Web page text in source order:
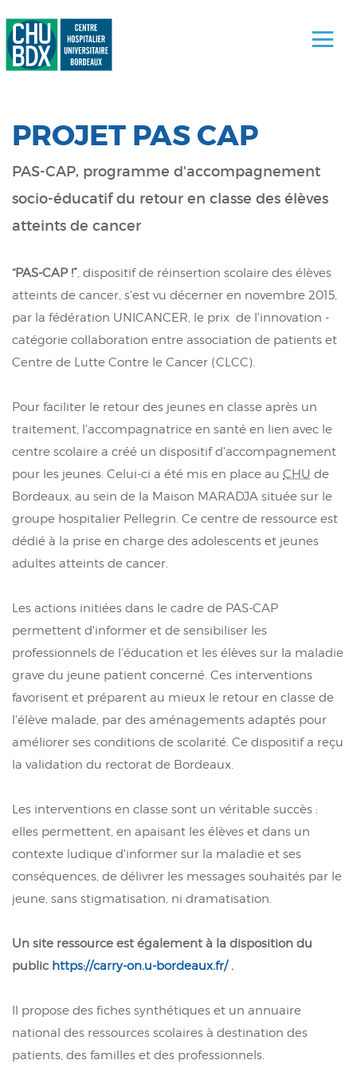
PROJET PAS CAP
PAS-CAP, programme d'accompagnement
socio-éducatif du retour en classe des élèves
atteints de cancer
“PAS-CAP !”, dispositif de réinsertion scolaire des élèves
atteints de cancer, s'est vu décerner en novembre 2015,
par la fédération UNICANCER, le prix de l'innovation -
catégorie collaboration entre association de patients et
Centre de Lutte Contre le Cancer (CLCC).
Pour faciliter le retour des jeunes en classe après un
traitement, l'accompagnatrice en santé en lien avec le
centre scolaire a créé un dispositif d'accompagnement
pour les jeunes. Celui-ci a été mis en place au CHU de
Bordeaux, au sein de la Maison MARADJA située sur le
groupe hospitalier Pellegrin. Ce centre de ressource est
dédié à la prise en charge des adolescents et jeunes
adultes atteints de cancer.
Les actions initiées dans le cadre de PAS-CAP
permettent d'informer et de sensibiliser les
professionnels de l'éducation et les élèves sur la maladie
grave du jeune patient concerné. Ces interventions
favorisent et préparent au mieux le retour en classe de
l'élève malade, par des aménagements adaptés pour
améliorer ses conditions de scolarité. Ce dispositif a reçu
la validation du rectorat de Bordeaux.
Les interventions en classe sont un véritable succès :
elles permettent, en apaisant les élèves et dans un
contexte ludique d'informer sur la maladie et ses
conséquences, de délivrer les messages souhaités par le
jeune, sans stigmatisation, ni dramatisation.
Un site ressource est également à la disposition du
public https://carry-on.u-bordeaux.fr/ .
Il propose des fiches synthétiques et un annuaire
national des ressources scolaires à destination des
patients, des familles et des professionnels.